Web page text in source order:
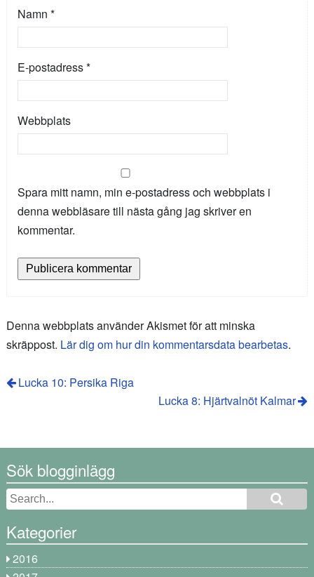
Namn *
E-postadress*
Webbplats
Spara mitt namn, min e-postadress och webbplats i
denna webbläsare till nästa gång jag skriver en
kommentar.
Denna webbplats använder Akismet för att minska
skräppost. Lär dig om hur din kommentarsdata bearbetas.
Lucka 10: Persika Riga
Lucka 8: Hjärtvalnöt Kalmar
Sök blogginlägg
Kategorier
2016